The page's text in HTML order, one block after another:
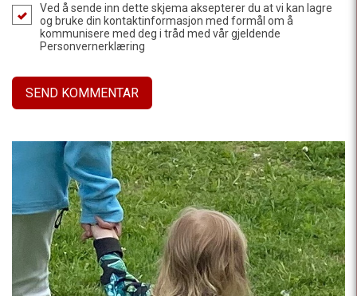
Ved å sende inn dette skjema aksepterer du at vi kan lagre
og bruke din kontaktinformasjon med formål om å
kommunisere med deg i tråd med vår gjeldende
Personvernerklæring